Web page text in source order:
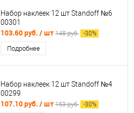
Набор наклеек 12 шт Standoff №6
00301
103.60 руб. / шт 148 руб. -30%
Подробнее
Набор наклеек 12 шт Standoff №4
00299
107.10 руб. / шт 153 руб. -30%